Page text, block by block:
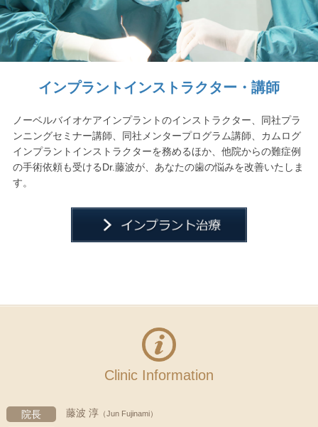
インプラントインストラクター・講師
ノーベルバイオケアインプラントのインストラクター、同社プラ
ンニングセミナー講師、同社メンタープログラム講師、カムログ
インプラントインストラクターを務めるほか、他院からの難症例
の手術依頼も受けるDr.藤波が、あなたの歯の悩みを改善いたしま
す。
Clinic Information
院長 藤波 淳（Jun Fujinami）